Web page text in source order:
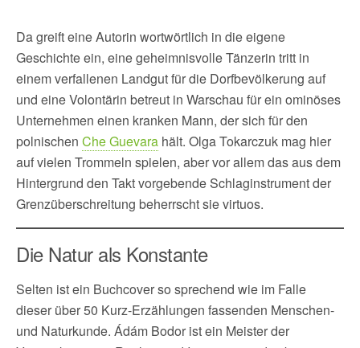
Da greift eine Autorin wortwörtlich in die eigene
Geschichte ein, eine geheimnisvolle Tänzerin tritt in
einem verfallenen Landgut für die Dorfbevölkerung auf
und eine Volontärin betreut in Warschau für ein ominöses
Unternehmen einen kranken Mann, der sich für den
polnischen Che Guevara hält. Olga Tokarczuk mag hier
auf vielen Trommeln spielen, aber vor allem das aus dem
Hintergrund den Takt vorgebende Schlaginstrument der
Grenzüberschreitung beherrscht sie virtuos.
Die Natur als Konstante
Selten ist ein Buchcover so sprechend wie im Falle
dieser über 50 Kurz-Erzählungen fassenden Menschen-
und Naturkunde. Ádám Bodor ist ein Meister der